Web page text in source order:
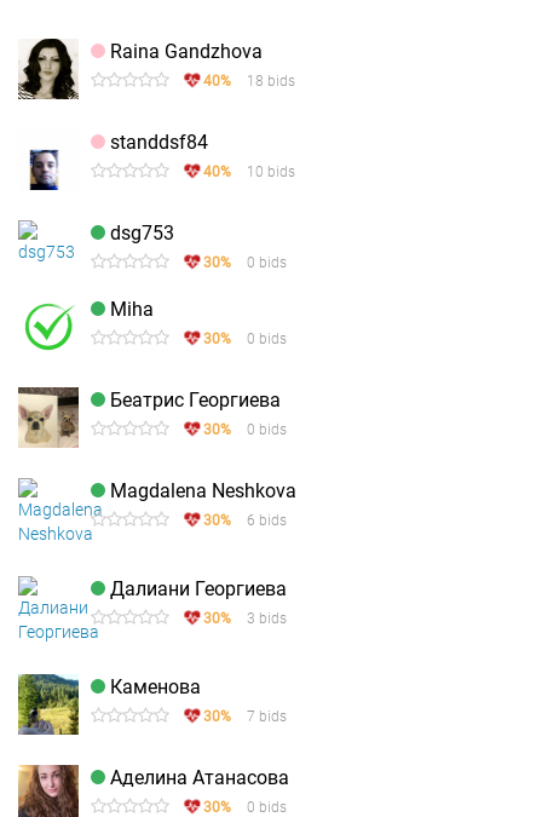
Raina Gandzhova
40% 18 bids
standdsf84
40% 10 bids
dsg753
30% 0 bids
Miha
30% 0 bids
Беатрис Георгиева
30% 0 bids
Magdalena Neshkova
30% 6 bids
Далиани Георгиева
30% 3 bids
Каменова
30% 7 bids
Аделина Атанасова
30% 0 bids